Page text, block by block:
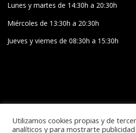
Lunes y martes de 14:30h a 20:30h
Miércoles de 13:30h a 20:30h
Jueves y viernes de 08:30h a 15:30h
Utilizamos cookies propias y de
analíticos y para mostrarte